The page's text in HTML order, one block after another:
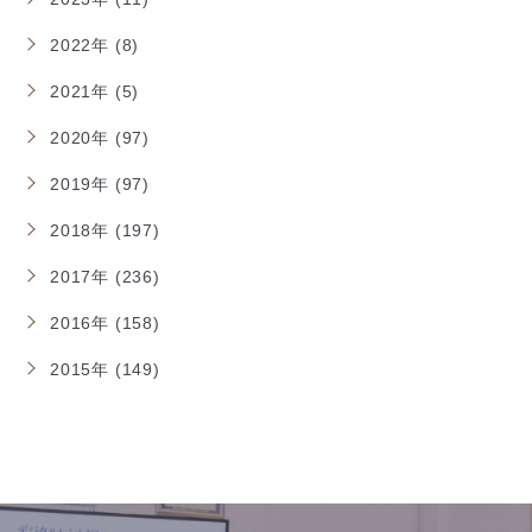
2022年 (8)
2021年 (5)
2020年 (97)
2019年 (97)
2018年 (197)
2017年 (236)
2016年 (158)
2015年 (149)